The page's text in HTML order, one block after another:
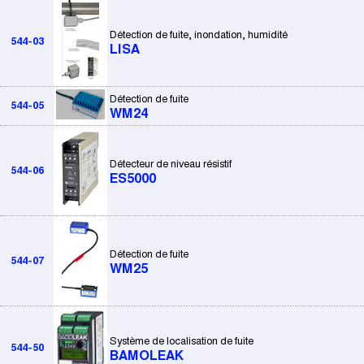
544-03
Détection de fuite, inondation, humidité
LISA
544-05
Détection de fuite
WM24
544-06
Détecteur de niveau résistif
ES5000
544-07
Détection de fuite
WM25
544-50
Système de localisation de fuite
BAMOLEAK